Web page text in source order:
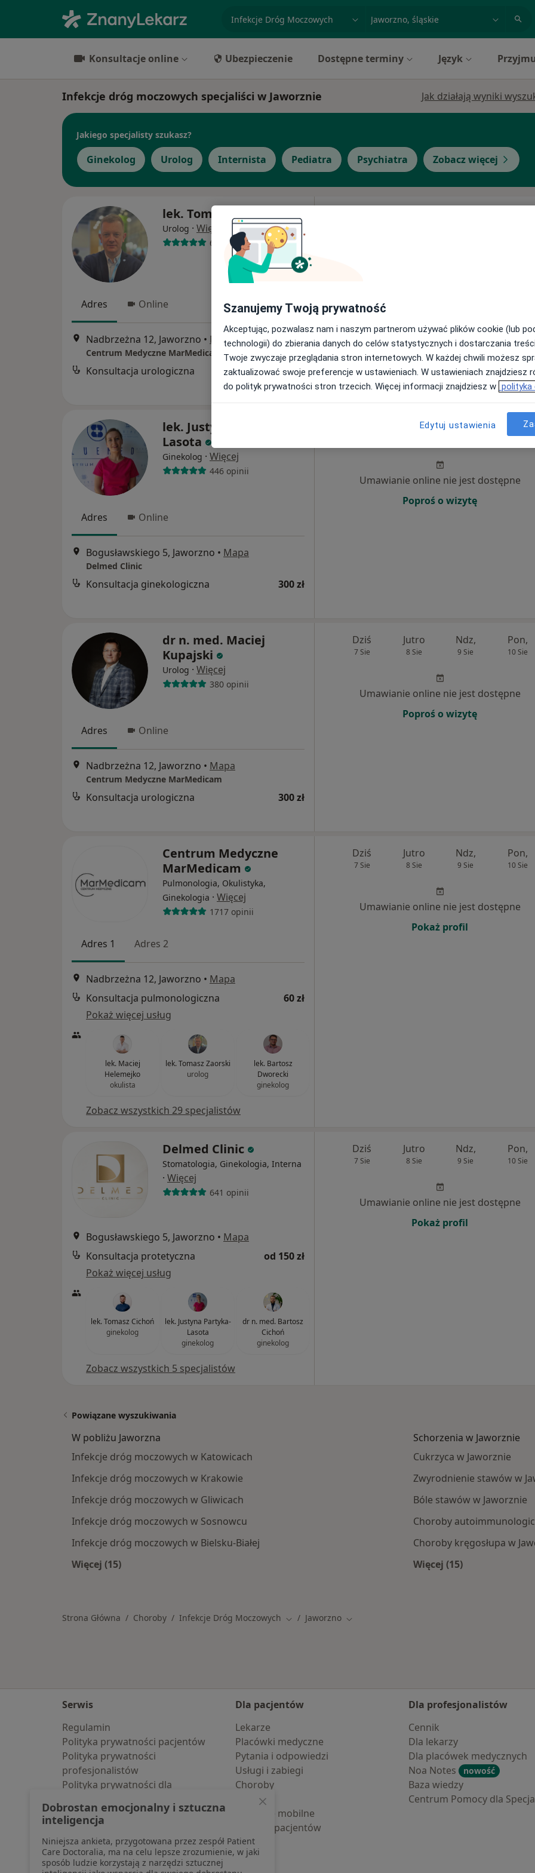
specjalizacja, badanie lub nazwiskomiasto lub dzielnica
Konsultacje online Ubezpieczenie Dostępne terminy Język
Infekcje dróg moczowych specjaliści w Jaworznie Jak działają wyniki
Jakiego specjalisty szukasz?
Ginekolog Urolog Internista Pediatra Psychiatra Zobacz więcej
lek. Tomasz Zaorski
Urolog · Więcej
613 opinii
Adres Online
Nadbrzeżna 12, Jaworzno • Mapa
Centrum Medyczne MarMedicam
Konsultacja urologiczna 250 zł
lek. Justyna Partyka-
Lasota
Ginekolog · Więcej
446 opinii
Adres Online
Bogusławskiego 5, Jaworzno • Mapa
Delmed Clinic
Konsultacja ginekologiczna 300 zł
Jutro Ndz, Pon,
10 Sie
Umawianie online nie jest dostępne
Poproś o wizytę
dr n. med. Maciej
Kupajski
Urolog · Więcej
380 opinii
Adres Online
Nadbrzeżna 12, Jaworzno • Mapa
Centrum Medyczne MarMedicam
Konsultacja urologiczna 300 zł
Dziś
7 Sie
Jutro
8 Sie
Ndz,
9 Sie
Pon,
10 Sie
Umawianie online nie jest dostępne
Poproś o wizytę
Centrum Medyczne
MarMedicam
Pulmonologia, Okulistyka,
Ginekologia · Więcej
1717 opinii
Adres 1 Adres 2
Nadbrzeżna 12, Jaworzno • Mapa
Konsultacja pulmonologiczna
60 zł
Pokaż więcej usług
lek. Maciej
Helemejko
okulista
lek. Tomasz Zaorski
urolog
lek. Bartosz
Dworecki
ginekolog
Zobacz wszystkich 29 specjalistów
Dziś
7 Sie
Jutro
8 Sie
Ndz,
9 Sie
Pon,
10 Sie
Umawianie online nie jest dostępne
Pokaż profil
Delmed Clinic
Stomatologia, Ginekologia, Interna
· Więcej
641 opinii
Bogusławskiego 5, Jaworzno • Mapa
Konsultacja protetyczna
od 150 zł
Pokaż więcej usług
lek. Tomasz Cichoń
ginekolog
lek. Justyna Partyka-
Lasota
ginekolog
dr n. med. Bartosz
Cichoń
ginekolog
Zobacz wszystkich 5 specjalistów
Dziś
7 Sie
Jutro
8 Sie
Ndz,
9 Sie
Pon,
10 Sie
Umawianie online nie jest dostępne
Pokaż profil
Powiązane wyszukiwania
W pobliżu Jaworzna
Infekcje dróg moczowych w Katowicach
Infekcje dróg moczowych w Krakowie
Infekcje dróg moczowych w Gliwicach
Infekcje dróg moczowych w Sosnowcu
Infekcje dróg moczowych w Bielsku-Białej
Więcej (15)
Schorzenia w Jaworznie
Cukrzyca w Jaworznie
Zwyrodnienie stawów w
Bóle stawów w Jaworznie
Choroby
Choroby kręgosłupa w
Więcej (15)
Strona Główna Choroby Infekcje Dróg Moczowych Zmień miasto
Jaworzno Zmień miasto
Serwis
Regulamin
Polityka prywatności pacjentów
Polityka prywatności
profesjonalistów
Polityka prywatności dla
pozyskaliśmy samodzielnie
Polityka cookies
Jak działają wyniki wyszukiwania
Dostępność
Dla pacjentów
Lekarze
Placówki medyczne
Pytania i odpowiedzi
Usługi i zabiegi
Choroby
Pomoc
Aplikacje mobilne
Blog dla pacjentów
Dla profesjonalistów
Cennik
Dla lekarzy
Dla placówek medycznych
Noa Notes
nowość
Baza wiedzy
Centrum Pomocy dla
Szanujemy Twoją prywatność
Akceptując, pozwalasz nam i naszym partnerom używać plików cookie (lub
technologii) do zbierania danych do celów statystycznych i dostarczania
Twoje zwyczaje przeglądania stron internetowych. W każdej chwili możesz
zaktualizować swoje preferencje w ustawieniach. W ustawieniach znajdziesz
do polityk prywatności stron trzecich. Więcej informacji znajdziesz w polityka
Edytuj ustawienia
Dobrostan emocjonalny i sztuczna
inteligencja
Niniejsza ankieta, przygotowana przez zespół Patient
Care Doctoralia, ma na celu lepsze zrozumienie, w jaki
sposób ludzie korzystają z narzędzi sztucznej